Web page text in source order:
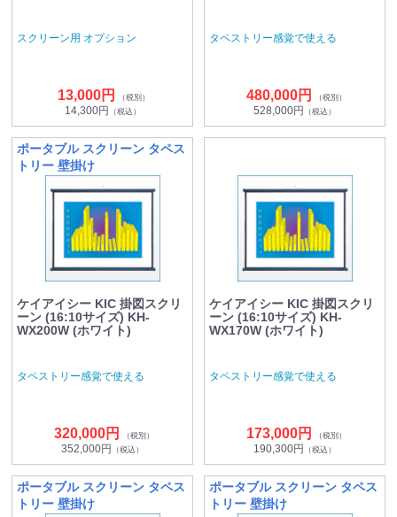
スクリーン用 オプション
13,000円 （税別）
14,300円 （税込）
タペストリー感覚で使える
480,000円 （税別）
528,000円 （税込）
ポータブル スクリーン タペス
トリー 壁掛け
ケイアイシー KIC 掛図スクリ
ーン (16:10サイズ) KH-
WX200W (ホワイト)
タペストリー感覚で使える
320,000円 （税別）
352,000円 （税込）
ケイアイシー KIC 掛図スクリ
ーン (16:10サイズ) KH-
WX170W (ホワイト)
タペストリー感覚で使える
173,000円 （税別）
190,300円 （税込）
ポータブル スクリーン タペス
トリー 壁掛け
ポータブル スクリーン タペス
トリー 壁掛け